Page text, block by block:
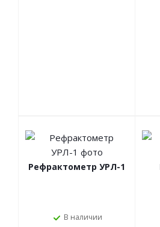
Рефрактометр УРЛ-1
В наличии